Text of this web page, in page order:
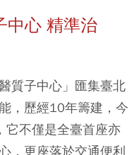
中心 精準治
質子中心」匯集臺北
，歷經10年籌建，今
它不僅是全臺首座亦
，更座落於交通便利